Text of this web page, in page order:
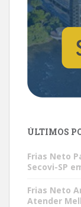
ÚLTIMOS
Frias Neto
Secovi-SP
Frias Neto
Atender